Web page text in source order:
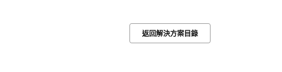
返回解決方案目錄